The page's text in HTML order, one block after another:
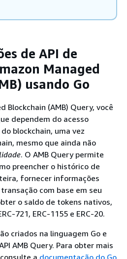
de API de
Managed
usando Go
Blockchain (AMB) Query, você
dependem do acesso
blockchain, uma vez
mesmo que ainda não
. O AMB Query permite
preencher o histórico de
fornecer informações
com base em seu
o saldo de tokens nativos,
721, ERC-1155 e ERC-20.
criados na linguagem Go e
AMB Query. Para obter mais
a documentação do Go